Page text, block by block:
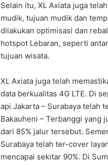
Selain itu, XL Axiata juga
mudik, tujuan mudik dan
dilakukan optimisasi dan
hotspot Lebaran, seperti
tujuan wisata.
XL Axiata juga telah
data berkualitas 4G LTE. Di
api Jakarta – Surabaya telah
Bakauheni – Terbanggi yang
dari 85% jalur tersebut.
Surabaya telah ter-cover
mencapai sekitar 90%. Di